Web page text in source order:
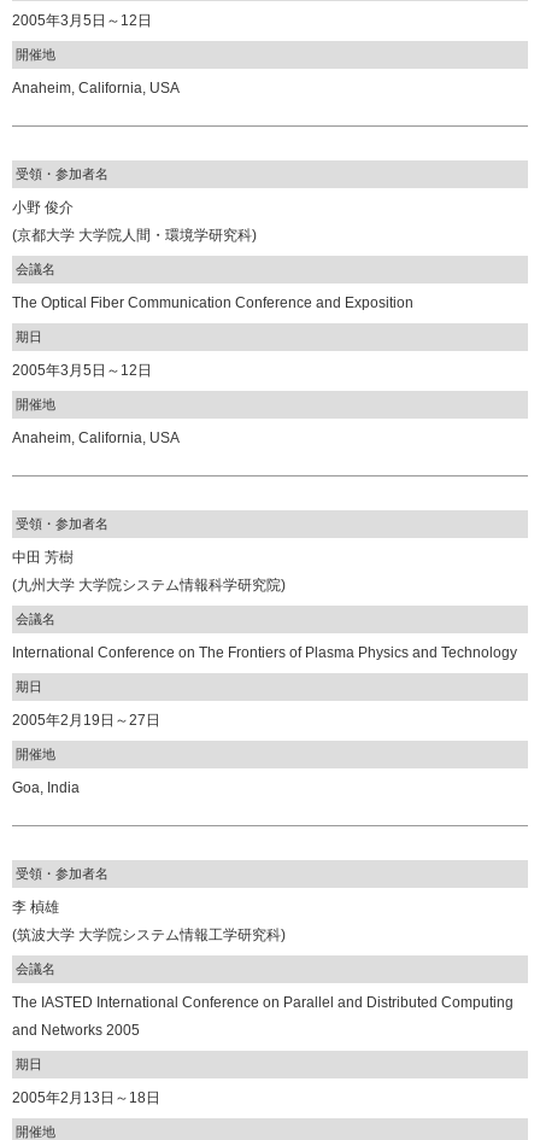
2005年3月5日～12日
開催地
Anaheim, California, USA
受領・参加者名
小野 俊介
(京都大学 大学院人間・環境学研究科)
会議名
The Optical Fiber Communication Conference and Exposition
期日
2005年3月5日～12日
開催地
Anaheim, California, USA
受領・参加者名
中田 芳樹
(九州大学 大学院システム情報科学研究院)
会議名
International Conference on The Frontiers of Plasma Physics and Technology
期日
2005年2月19日～27日
開催地
Goa, India
受領・参加者名
李 楨雄
(筑波大学 大学院システム情報工学研究科)
会議名
The IASTED International Conference on Parallel and Distributed Computing
and Networks 2005
期日
2005年2月13日～18日
開催地